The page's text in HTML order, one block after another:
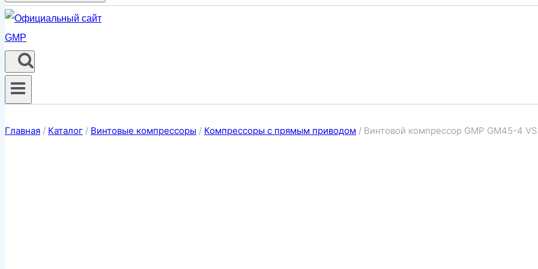
Главная / Каталог / Винтовые компрессоры / Компрессоры с прямым приводом / Винтовой компрессор GMP GM45-4